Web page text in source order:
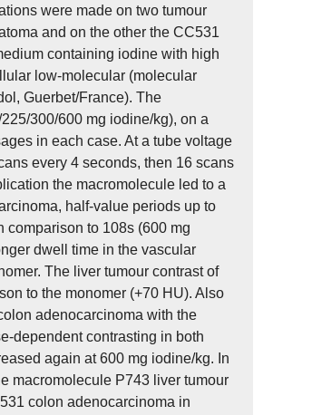
were made on two tumour
and on the other the CC531
containing iodine with high
low-molecular (molecular
Guerbet/France). The
300/600 mg iodine/kg), on a
in each case. At a tube voltage
every 4 seconds, then 16 scans
the macromolecule led to a
half-value periods up to
comparison to 108s (600 mg
dwell time in the vascular
The liver tumour contrast of
to the monomer (+70 HU). Also
adenocarcinoma with the
dependent contrasting in both
again at 600 mg iodine/kg. In
macromolecule P743 liver tumour
colon adenocarcinoma in